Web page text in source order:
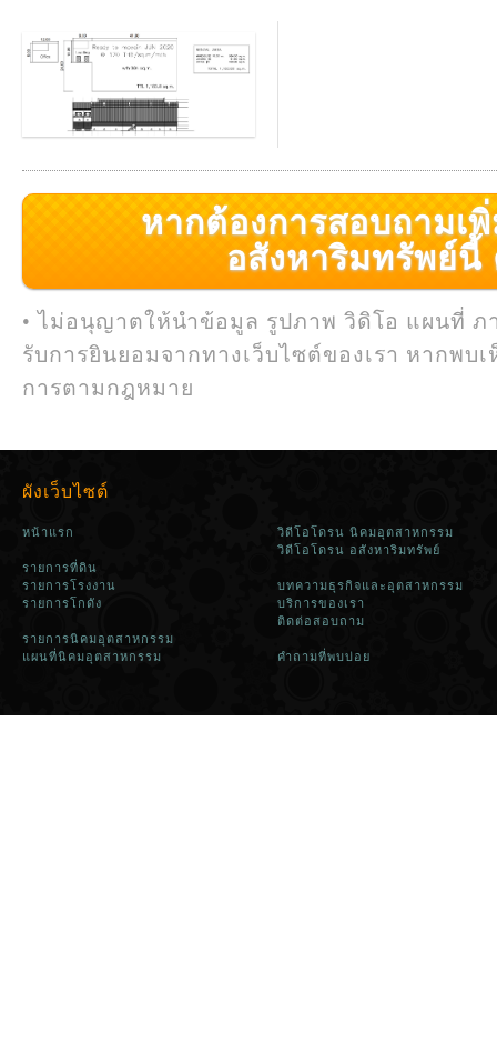
หากต้องการสอบถามเ
อสังหาริมทรัพย์นี้
• ไม่อนุญาตให้นำข้อมูล รูปภาพ วิดิโอ แผนที่ ภ
รับการยินยอมจากทางเว็บไซต์ของเรา หากพบ
การตามกฎหมาย
ผังเว็บไซต์
หน้าแรก
รายการที่ดิน
รายการโรงงาน
รายการโกดัง
รายการนิคมอุตสาหกรรม
แผนที่นิคมอุตสาหกรรม
วิดีโอโดรน นิคมอุตสาหกรรม
วิดีโอโดรน อสังหาริมทรัพย์
บทความธุรกิจและอุตสาหกรรม
บริการของเรา
ติดต่อสอบถาม
คำถามที่พบบ่อย